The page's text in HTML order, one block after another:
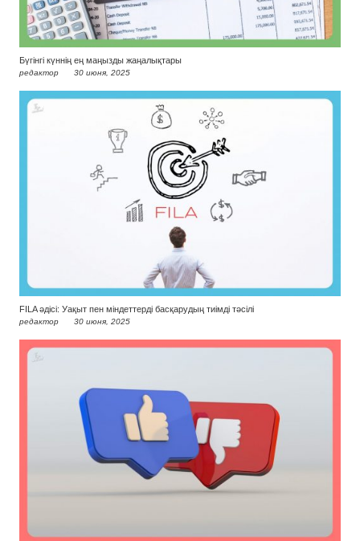
Бүгінгі күннің ең маңызды жаңалықтары
редактор 30 июня, 2025
FILA әдісі: Уақыт пен міндеттерді басқарудың тиімді тәсілі
редактор 30 июня, 2025